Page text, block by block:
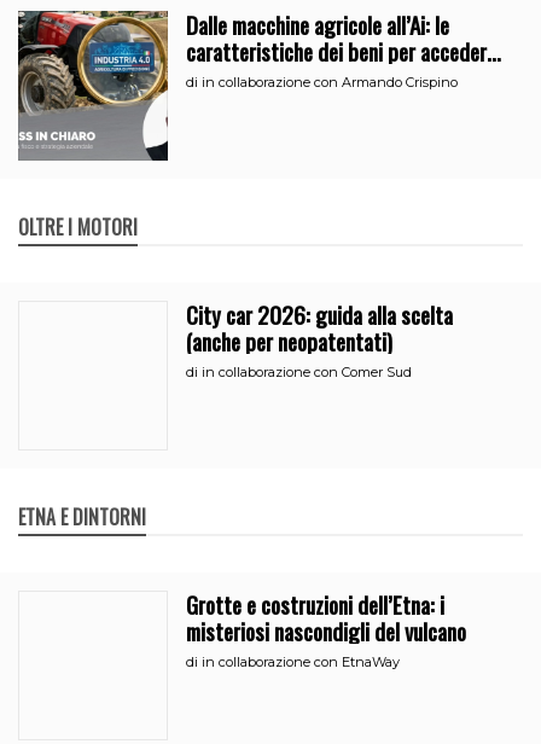
Dalle macchine agricole all’Ai: le
caratteristiche dei beni per accedere
all’iperammortamento
di in collaborazione con Armando Crispino
OLTRE I MOTORI
City car 2026: guida alla scelta
(anche per neopatentati)
di in collaborazione con Comer Sud
ETNA E DINTORNI
Grotte e costruzioni dell’Etna: i
misteriosi nascondigli del vulcano
di in collaborazione con EtnaWay